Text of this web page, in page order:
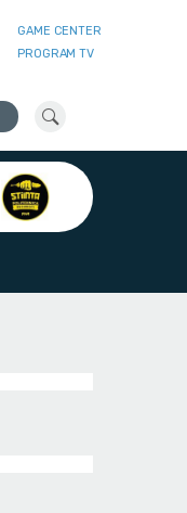
GAME CENTER
PROGRAM TV